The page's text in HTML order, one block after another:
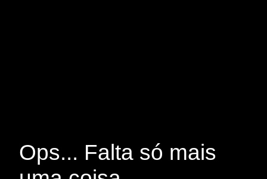
Ops... Falta só mais